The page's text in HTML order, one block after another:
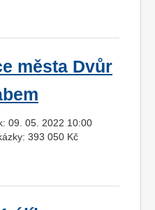
města Dvůr
09. 05. 2022 10:00
393 050 Kč